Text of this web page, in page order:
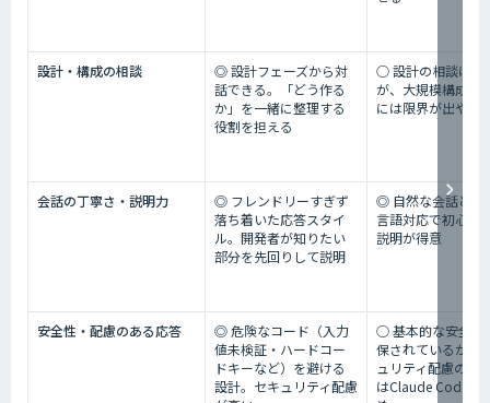
設計・構成の相談
◎ 設計フェーズから対
話できる。「どう作る
か」を一緒に整理する
役割を担える
○ 設計の相談は可
が、大規模構成の
には限界が出やす
会話の丁寧さ・説明力
◎ フレンドリーすぎず
落ち着いた応答スタイ
ル。開発者が知りたい
部分を先回りして説明
◎ 自然な会話と幅
言語対応で初心者
説明が得意
安全性・配慮のある応答
◎ 危険なコード（入力
値未検証・ハードコー
ドキーなど）を避ける
設計。セキュリティ配慮
○ 基本的な安全性
保されているが、
ュリティ配慮の度
はClaude Codeよ